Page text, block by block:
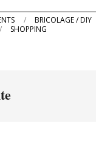
BRICOLAGE / DIY
SHOPPING